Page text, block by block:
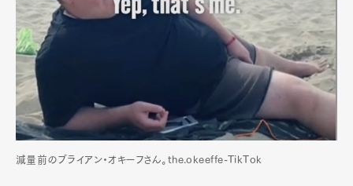
減量前のブライアン・オキーフさん。the.okeeffe-TikTok